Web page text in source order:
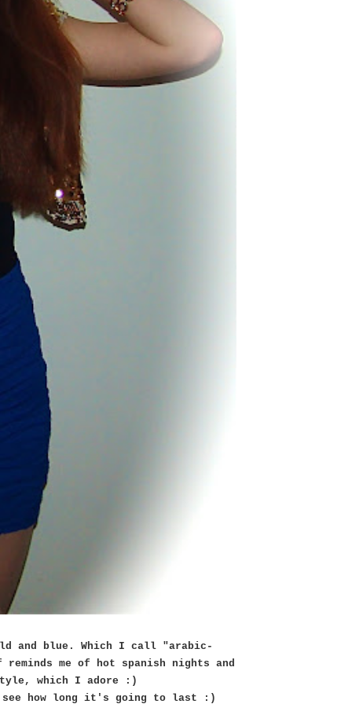
and blue. Which I call "arabic-
me of hot spanish nights and
which I adore :)
how long it's going to last :)